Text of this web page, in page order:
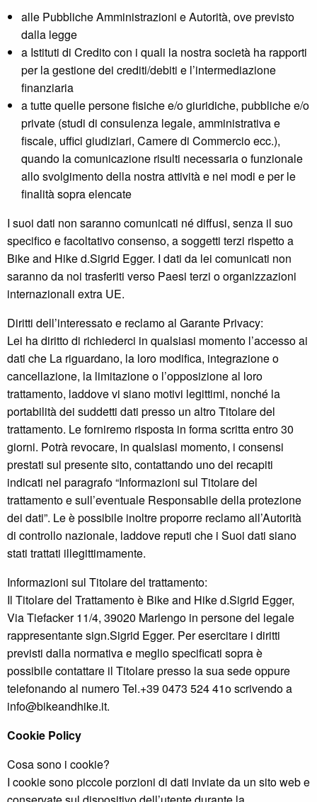
alle Pubbliche Amministrazioni e Autorità, ove previsto
dalla legge
a Istituti di Credito con i quali la nostra società ha rapporti
per la gestione dei crediti/debiti e l’intermediazione
finanziaria
a tutte quelle persone fisiche e/o giuridiche, pubbliche e/o
private (studi di consulenza legale, amministrativa e
fiscale, uffici giudiziari, Camere di Commercio ecc.),
quando la comunicazione risulti necessaria o funzionale
allo svolgimento della nostra attività e nei modi e per le
finalità sopra elencate
I suoi dati non saranno comunicati né diffusi, senza il suo
specifico e facoltativo consenso, a soggetti terzi rispetto a
Bike and Hike d.Sigrid Egger. I dati da lei comunicati non
saranno da noi trasferiti verso Paesi terzi o organizzazioni
internazionali extra UE.
Diritti dell’interessato e reclamo al Garante Privacy:
Lei ha diritto di richiederci in qualsiasi momento l’accesso ai
dati che La riguardano, la loro modifica, integrazione o
cancellazione, la limitazione o l’opposizione al loro
trattamento, laddove vi siano motivi legittimi, nonché la
portabilità dei suddetti dati presso un altro Titolare del
trattamento. Le forniremo risposta in forma scritta entro 30
giorni. Potrà revocare, in qualsiasi momento, i consensi
prestati sul presente sito, contattando uno dei recapiti
indicati nel paragrafo “Informazioni sul Titolare del
trattamento e sull’eventuale Responsabile della protezione
dei dati”. Le è possibile inoltre proporre reclamo all’Autorità
di controllo nazionale, laddove reputi che i Suoi dati siano
stati trattati illegittimamente.
Informazioni sul Titolare del trattamento:
Il Titolare del Trattamento è Bike and Hike d.Sigrid Egger,
Via Tiefacker 11/4, 39020 Marlengo in persone del legale
rappresentante sign.Sigrid Egger. Per esercitare i diritti
previsti dalla normativa e meglio specificati sopra è
possibile contattare il Titolare presso la sua sede oppure
telefonando al numero Tel.+39 0473 524 41o scrivendo a
info@bikeandhike.it.
Cookie Policy
Cosa sono i cookie?
I cookie sono piccole porzioni di dati inviate da un sito web e